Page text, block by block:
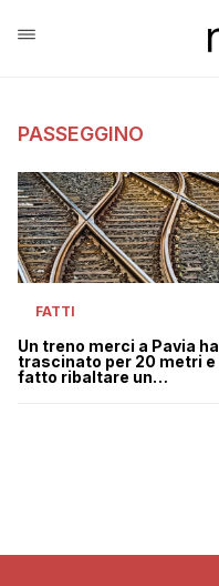
PASSEGGINO
FATTI
Un treno merci a Pavia ha
trascinato per 20 metri e
fatto ribaltare un